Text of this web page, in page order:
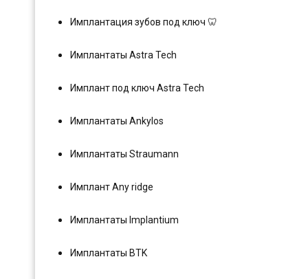
Имплантация зубов под ключ 🦷
Имплантаты Astra Tech
Имплант под ключ Astra Tech
Имплантаты Ankylos
Имплантаты Straumann
Имплант Any ridge
Имплантаты Implantium
Имплантаты BTK